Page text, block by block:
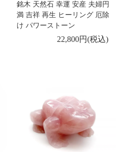
銘木 天然石 幸運 安産 夫婦円
満 吉祥 再生 ヒーリング 厄除
け パワーストーン
22,800円(税込)